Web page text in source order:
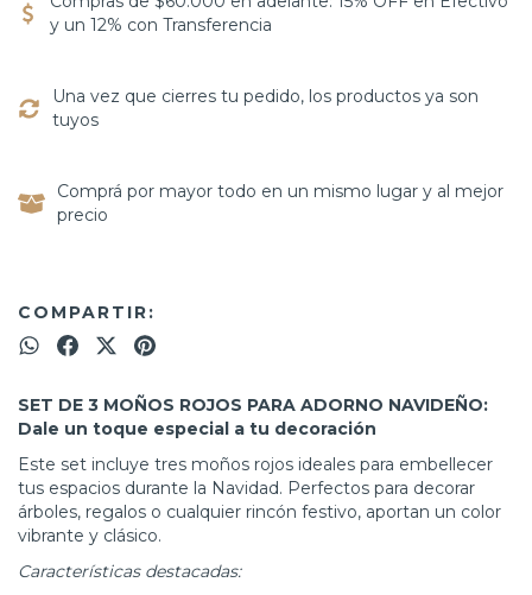
y un 12% con Transferencia
Una vez que cierres tu pedido, los productos ya son
tuyos
Comprá por mayor todo en un mismo lugar y al mejor
precio
COMPARTIR:
SET DE 3 MOÑOS ROJOS PARA ADORNO NAVIDEÑO:
Dale un toque especial a tu decoración
Este set incluye tres moños rojos ideales para embellecer
tus espacios durante la Navidad. Perfectos para decorar
árboles, regalos o cualquier rincón festivo, aportan un color
vibrante y clásico.
Características destacadas: